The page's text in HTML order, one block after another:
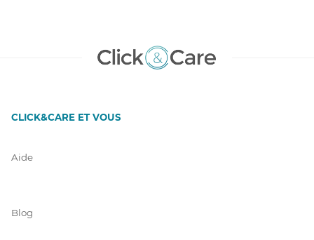
CLICK&CARE ET VOUS
Aide
Blog